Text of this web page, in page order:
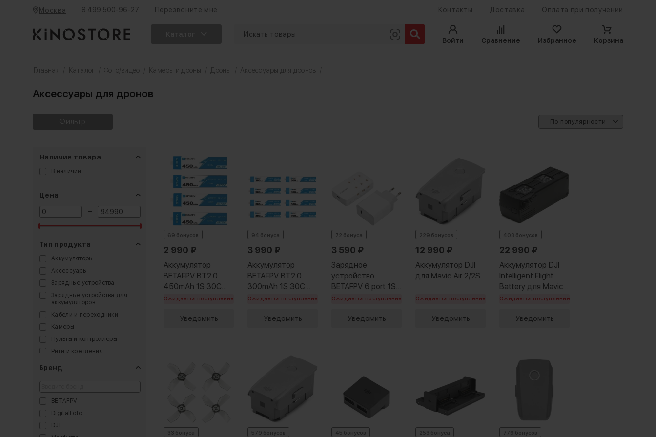
Москва 8 499 500-96-27 Перезвоните мне Контакты Доставка Оплата при получении
Войти
Сравнение Избранное Корзина
Главная Каталог Фото/видео Камеры и дроны Дроны Аксессуары для дронов
Аксессуары для дронов
Фильтр
Наличие товара
В наличии
Цена
Тип продукта
Аккумуляторы
Аксессуары
Зарядные устройства
Зарядные устройства для
аккумуляторов
Кабели и переходники
Камеры
Пульты и контроллеры
Риги и крепления
Бренд
BETAFPV
DigitalFoto
DJI
69 бонусов
2 990 ₽
Аккумулятор
BETAFPV BT2.0
450mAh 1S 30C
(4шт)
Ожидается поступление
Уведомить
94 бонуса
3 990 ₽
Аккумулятор
BETAFPV BT2.0
300mAh 1S 30C
(8шт)
Ожидается поступление
Уведомить
72 бонуса
3 590 ₽
Зарядное
устройство
BETAFPV 6 port 1S
с сетевым
Ожидается поступление
Уведомить
229 бонусов
12 990 ₽
Аккумулятор DJI
для Mavic Air 2/2S
Ожидается поступление
Уведомить
408 бонусов
22 990 ₽
Аккумулятор DJI
Intelligent Flight
Battery для Mavic
3
Ожидается поступление
Уведомить
33 бонуса 579 бонусов 45 бонусов 253 бонуса 779 бонусов